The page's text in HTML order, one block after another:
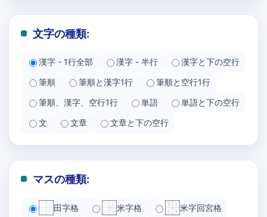
文字の種類:
漢字 - 1行全部 漢字 - 半行
漢字と下の空行
筆順
筆順と漢字1行
筆順と空行1行
筆順、漢字、空行1行
単語
単語と下の空行
文
文章 文章と下の空行
マスの種類:
田字格 米字格 米字回宮格